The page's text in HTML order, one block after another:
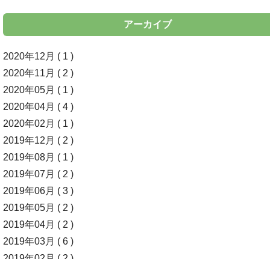
アーカイブ
2020年12月 ( 1 )
2020年11月 ( 2 )
2020年05月 ( 1 )
2020年04月 ( 4 )
2020年02月 ( 1 )
2019年12月 ( 2 )
2019年08月 ( 1 )
2019年07月 ( 2 )
2019年06月 ( 3 )
2019年05月 ( 2 )
2019年04月 ( 2 )
2019年03月 ( 6 )